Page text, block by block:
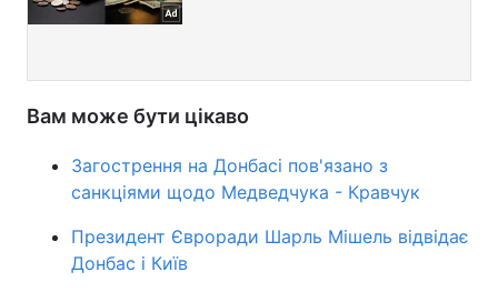
Вам може бути цікаво
Загострення на Донбасі пов'язано з
санкціями щодо Медведчука - Кравчук
Президент Євроради Шарль Мішель відвідає
Донбас і Київ